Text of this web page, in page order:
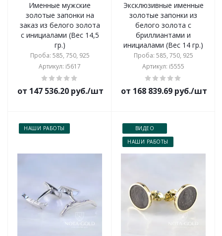
Именные мужские
золотые запонки на
заказ из белого золота
с инициалами (Вес 14,5
гр.)
Проба: 585, 750, 925
Артикул: i5617
от 147 536.20 руб./шт
Эксклюзивные именные
золотые запонки из
белого золота с
бриллиантами и
инициалами (Вес 14 гр.)
Проба: 585, 750, 925
Артикул: i5555
от 168 839.69 руб./шт
НАШИ РАБОТЫ
ВИДЕО
НАШИ РАБОТЫ